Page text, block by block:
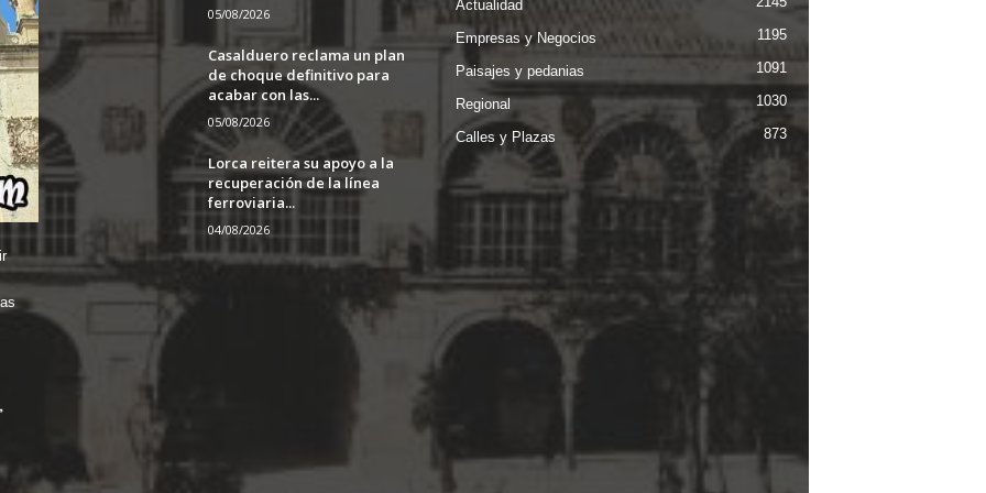
05/08/2026
Casalduero reclama un plan
de choque definitivo para
acabar con las...
05/08/2026
Lorca reitera su apoyo a la
recuperación de la línea
ferroviaria...
04/08/2026
Actualidad
Empresas y Negocios 1195
Paisajes y pedanias 1091
Regional 1030
Calles y Plazas 873